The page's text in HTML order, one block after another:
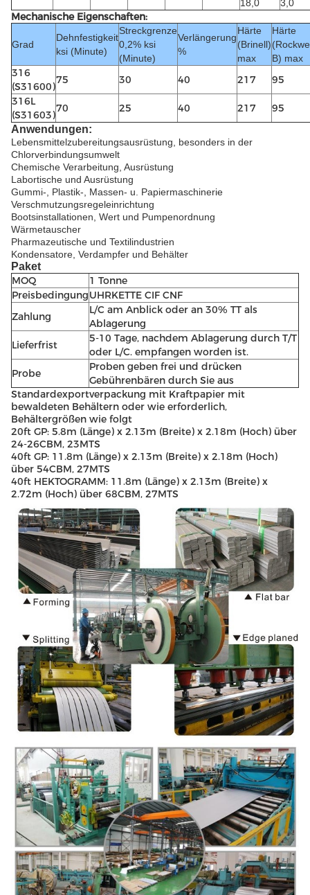
18,0 3,0
Mechanische Eigenschaften:
Grad
Dehnfestigkeit
ksi (Minute)
Streckgrenze
0,2% ksi
(Minute)
Verlängerung
%
Härte
(Brinell)
max
Härte
B) max
316
(S31600)
75 30 40 217
95
316L
(S31603)
70 25 40 217 95
Anwendungen:
Lebensmittelzubereitungsausrüstung, besonders in der
Chlorverbindungsumwelt
Chemische Verarbeitung, Ausrüstung
Labortische und Ausrüstung
Gummi-, Plastik-, Massen- u. Papiermaschinerie
Verschmutzungsregeleinrichtung
Bootsinstallationen, Wert und Pumpenordnung
Wärmetauscher
Pharmazeutische und Textilindustrien
Kondensatore, Verdampfer und Behälter
Paket
MOQ
1 Tonne
PreisbedingungUHRKETTE CIF CNF
Zahlung
L/C am Anblick oder an 30% TT als
Ablagerung
Lieferfrist
5-10 Tage, nachdem Ablagerung durch T/T
oder L/C. empfangen worden ist.
Probe
Proben geben frei und drücken
Gebührenbären durch Sie aus
Standardexportverpackung mit Kraftpapier mit
bewaldeten Behältern oder wie erforderlich,
Behältergrößen wie folgt
20ft GP: 5.8m (Länge) x 2.13m (Breite) x 2.18m (Hoch) über
24-26CBM, 23MTS
40ft GP: 11.8m (Länge) x 2.13m (Breite) x 2.18m (Hoch)
über 54CBM, 27MTS
40ft HEKTOGRAMM: 11.8m (Länge) x 2.13m (Breite) x
2.72m (Hoch) über 68CBM, 27MTS